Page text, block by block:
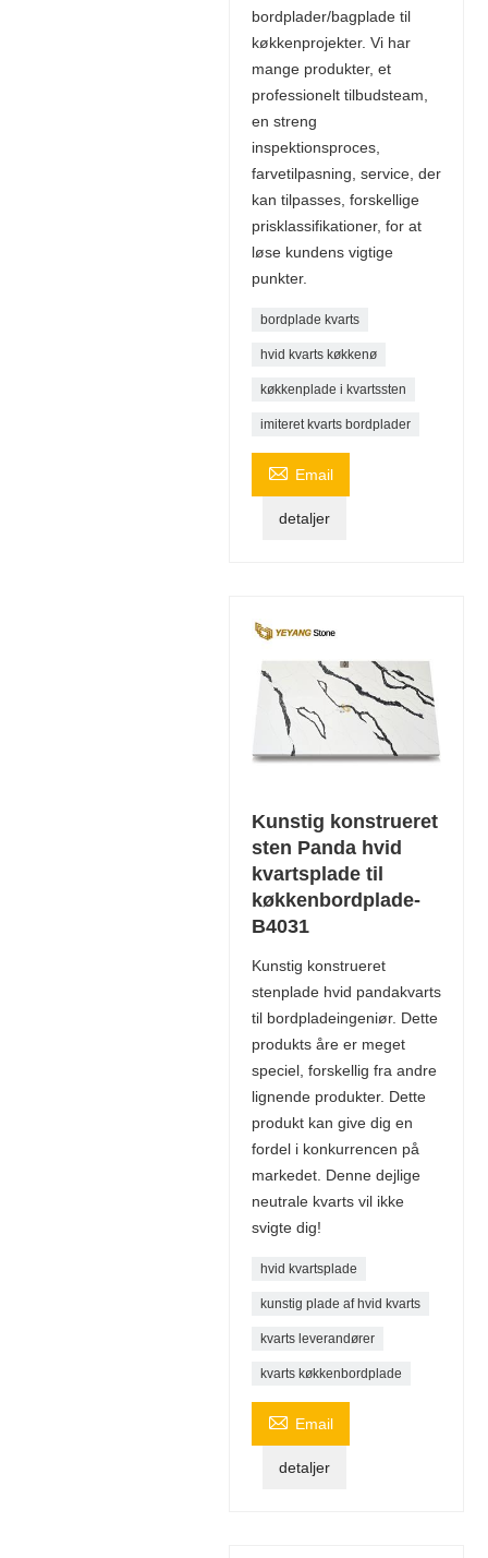
bordplader/bagplade til
køkkenprojekter. Vi har
mange produkter, et
professionelt tilbudsteam,
en streng
inspektionsproces,
farvetilpasning, service, der
kan tilpasses, forskellige
prisklassifikationer, for at
løse kundens vigtige
punkter.
bordplade kvarts
hvid kvarts køkkenø
køkkenplade i kvartssten
imiteret kvarts bordplader
 Email
detaljer
Kunstig konstrueret
sten Panda hvid
kvartsplade til
køkkenbordplade-
B4031
Kunstig konstrueret
stenplade hvid pandakvarts
til bordpladeingeniør. Dette
produkts åre er meget
speciel, forskellig fra andre
lignende produkter. Dette
produkt kan give dig en
fordel i konkurrencen på
markedet. Denne dejlige
neutrale kvarts vil ikke
svigte dig!
hvid kvartsplade
kunstig plade af hvid kvarts
kvarts leverandører
kvarts køkkenbordplade
 Email
detaljer